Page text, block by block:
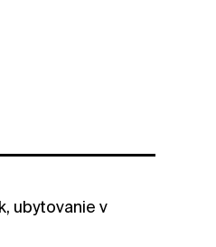
ubytovanie v